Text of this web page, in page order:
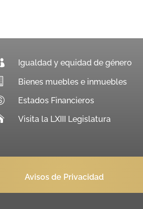
Igualdad y equidad de género
Bienes muebles e inmuebles
Estados Financieros
Visita la LXIII Legislatura
Avisos de Privacidad